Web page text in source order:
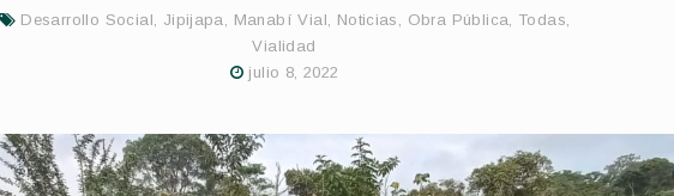
Desarrollo Social Jipijapa Manabí Vial Noticias Obra Pública Todas
Vialidad
julio 8, 2022